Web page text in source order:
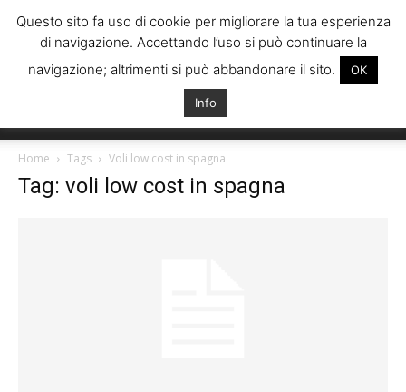
Italiani
Home Tags Voli low cost in spagna
Tag: voli low cost in spagna
Questo sito fa uso di cookie per migliorare la tua esperienza
di navigazione. Accettando l’uso si può continuare la
navigazione; altrimenti si può abbandonare il sito.
OK
Info